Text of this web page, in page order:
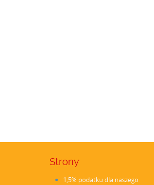
Strony
1,5% podatku dla naszego